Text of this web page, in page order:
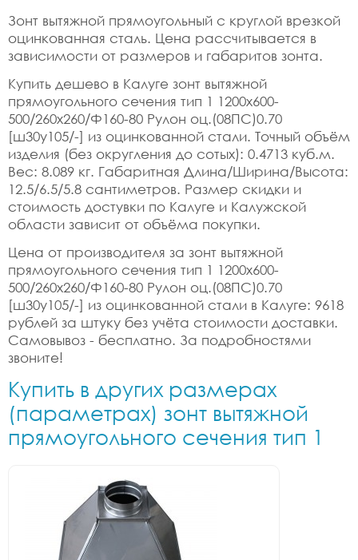
Зонт вытяжной прямоугольный с круглой врезкой
оцинкованная сталь. Цена рассчитывается в
зависимости от размеров и габаритов зонта.
Купить дешево в Калуге зонт вытяжной
прямоугольного сечения тип 1 1200x600-
500/260x260/Ф160-80 Рулон оц.(08ПС)0.70
[ш30у105/-] из оцинкованной стали. Точный объём
изделия (без округления до сотых): 0.4713 куб.м.
Вес: 8.089 кг. Габаритная Длина/Ширина/Высота:
12.5/6.5/5.8 сантиметров. Размер скидки и
стоимость достувки по Калуге и Калужской
области зависит от объёма покупки.
Цена от производителя за зонт вытяжной
прямоугольного сечения тип 1 1200x600-
500/260x260/Ф160-80 Рулон оц.(08ПС)0.70
[ш30у105/-] из оцинкованной стали в Калуге: 9618
рублей за штуку без учёта стоимости доставки.
Самовывоз - бесплатно. За подробностями
звоните!
Купить в других размерах
(параметрах) зонт вытяжной
прямоугольного сечения тип 1